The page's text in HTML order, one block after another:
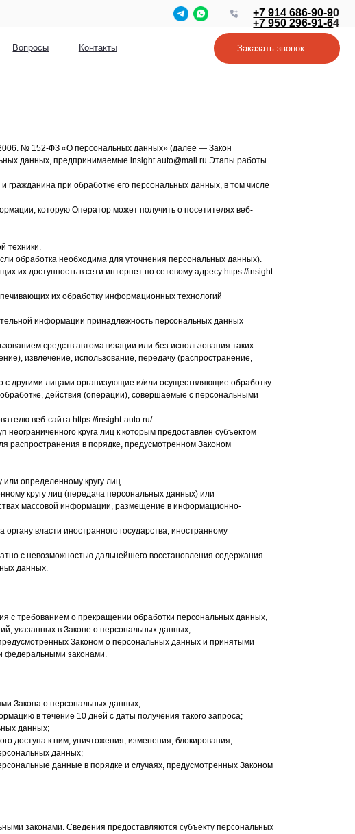
Контакты
+7 914 686-90-90
+7 950 296-91-64
№ 152-ФЗ «О персональных данных» (далее — Закон
данных, предпринимаемые insight.auto@mail.ru Этапы работы
гражданина при обработке его персональных данных, в том числе
которую Оператор может получить о посетителях веб-
техники.
обработка необходима для уточнения персональных данных).
их доступность в сети интернет по сетевому адресу https://insight-
их обработку информационных технологий
информации принадлежность персональных данных
средств автоматизации или без использования таких
извлечение, использование, передачу (распространение,
с другими лицами организующие и/или осуществляющие обработку
действия (операции), совершаемые с персональными
веб-сайта https://insight-auto.ru/.
круга лиц к которым предоставлен субъектом
распространения в порядке, предусмотренном Законом
определенному кругу лиц.
кругу лиц (передача персональных данных) или
массовой информации, размещение в информационно-
власти иностранного государства, иностранному
с невозможностью дальнейшего восстановления содержания
данных.
с требованием о прекращении обработки персональных данных,
указанных в Законе о персональных данных;
Законом о персональных данных и принятыми
федеральными законами.
Закона о персональных данных;
в течение 10 дней с даты получения такого запроса;
данных;
доступа к ним, уничтожения, изменения, блокирования,
данных;
данные в порядке и случаях, предусмотренных Законом
законами. Сведения предоставляются субъекту персональных